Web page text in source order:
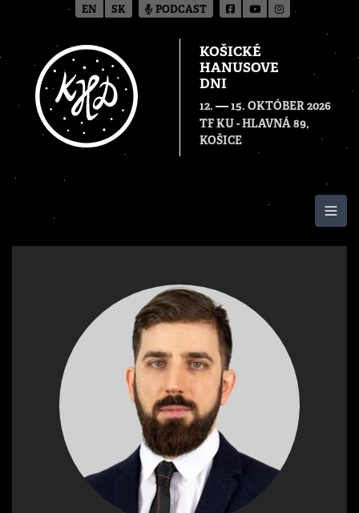
KOŠICKÉ
HANUSOVE
DNI
12. — 15. OKTÓBER 2026
TF KU - HLAVNÁ 89,
KOŠICE
EN SK PODCAST